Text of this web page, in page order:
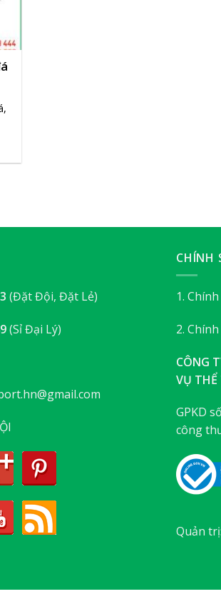
(Đặt Đội, Đặt Lẻ)
(Sỉ Đại Lý)
CHÍNH
1.
2.
CÔNG
VỤ
GPKD
công
Quản